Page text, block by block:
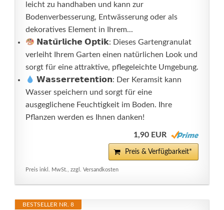
leicht zu handhaben und kann zur
Bodenverbesserung, Entwässerung oder als
dekoratives Element in Ihrem...
𝗡𝗮𝘁𝘂̈𝗿𝗹𝗶𝗰𝗵𝗲 𝗢𝗽𝘁𝗶𝗸: Dieses Gartengranulat
verleiht Ihrem Garten einen natürlichen Look und
sorgt für eine attraktive, pflegeleichte Umgebung.
𝗪𝗮𝘀𝘀𝗲𝗿𝗿𝗲𝘁𝗲𝗻𝘁𝗶𝗼𝗻: Der Keramsit kann
Wasser speichern und sorgt für eine
ausgeglichene Feuchtigkeit im Boden. Ihre
Pflanzen werden es Ihnen danken!
1,90 EUR
Preis & Verfügbarkeit*
Preis inkl. MwSt., zzgl. Versandkosten
BESTSELLER NR. 8